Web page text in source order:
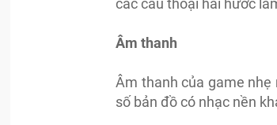
các câu thoại hài hước
Âm thanh
Âm thanh của game
số bản đồ có nhạc nền